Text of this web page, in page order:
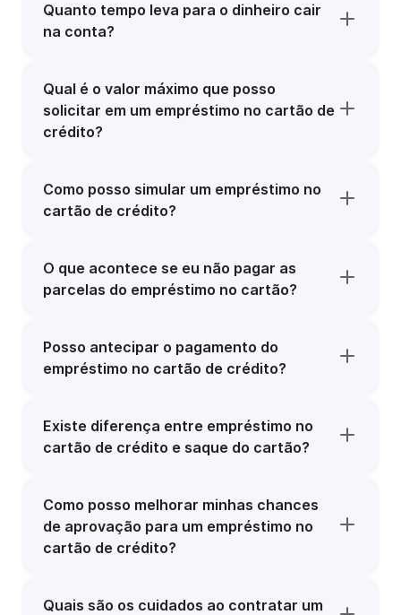
Quanto tempo leva para o dinheiro cair
na conta?
Qual é o valor máximo que posso
solicitar em um empréstimo no cartão de
crédito?
Como posso simular um empréstimo no
cartão de crédito?
O que acontece se eu não pagar as
parcelas do empréstimo no cartão?
Posso antecipar o pagamento do
empréstimo no cartão de crédito?
Existe diferença entre empréstimo no
cartão de crédito e saque do cartão?
Como posso melhorar minhas chances
de aprovação para um empréstimo no
cartão de crédito?
Quais são os cuidados ao contratar um